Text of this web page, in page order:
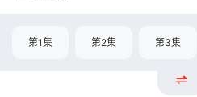
第1集 第2集 第3集